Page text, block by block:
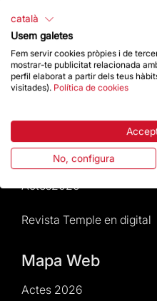
Atenció al Visitant
Normativa i condicions
Notícies i Actualitat
Dona un impuls
Actes2026
Revista Temple en digital
Mapa Web
Actes 2026
català
Usem galetes
Fem servir cookies pròpies i de
mostrar-te publicitat relacionada
perfil elaborat a partir dels teus
visitades). Política de cookies
No, configura